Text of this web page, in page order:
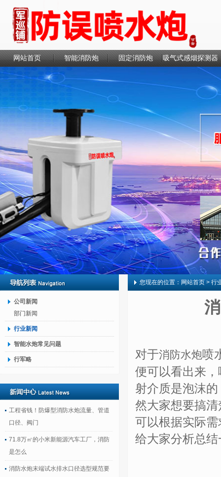
网站首页 智能消防炮 固定消防炮 吸气式感烟探测器
联系我们
公司新闻
部门新闻
行业新闻
智能水炮常见问题
行军略
工程省钱！防爆型消防水炮流量、管道
口径、阀门
71.8万㎡的小米新能源汽车工厂，消防
是怎么
消防水炮末端试水排水口径选型规范要
您现在的位置： 网站首页 > 行
对于消防水炮喷
便可以看出来
射介质是泡沫
然大家想要搞
可以根据实际
给大家分析总